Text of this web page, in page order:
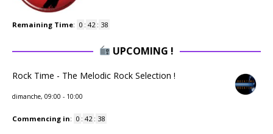
Remaining Time: 0 : 42 : 38
UPCOMING !
Rock Time - The Melodic Rock Selection !
dimanche, 09:00 - 10:00
Commencing in: 0 : 42 : 38